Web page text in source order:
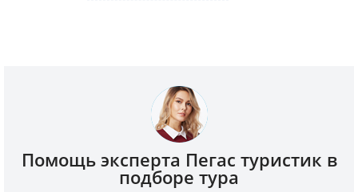
Помощь эксперта Пегас туристик в
подборе тура